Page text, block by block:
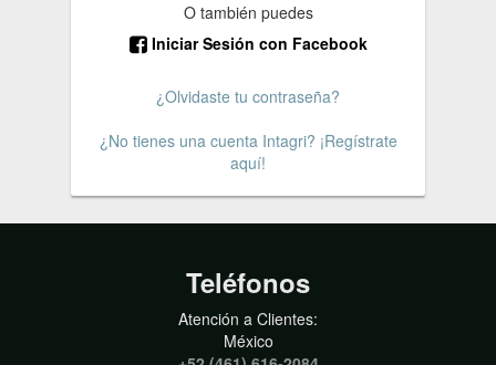
O también puedes
Iniciar Sesión con Facebook
¿Olvidaste tu contraseña?
¿No tienes una cuenta Intagri? ¡Regístrate
aquí!
Teléfonos
Atención a Clientes:
México